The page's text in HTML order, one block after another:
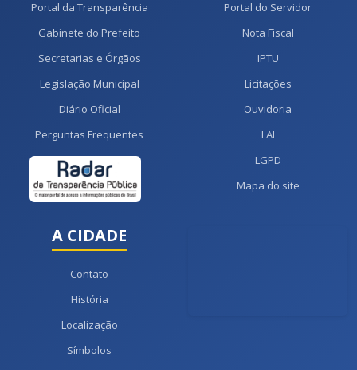
Portal da Transparência
Gabinete do Prefeito
Secretarias e Órgãos
Legislação Municipal
Diário Oficial
Perguntas Frequentes
Portal do Servidor
Nota Fiscal
IPTU
Licitações
Ouvidoria
LAI
LGPD
Mapa do site
A CIDADE
Contato
História
Localização
Símbolos